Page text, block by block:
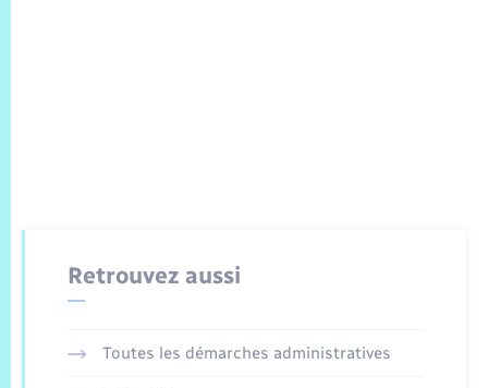
Retrouvez aussi
Toutes les démarches administratives